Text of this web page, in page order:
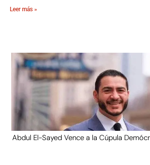
Leer más »
Abdul El-Sayed Vence a la Cúpula